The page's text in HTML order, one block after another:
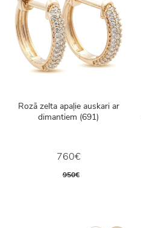
Rozā zelta apaļie auskari ar
dimantiem (691)
760€
950€